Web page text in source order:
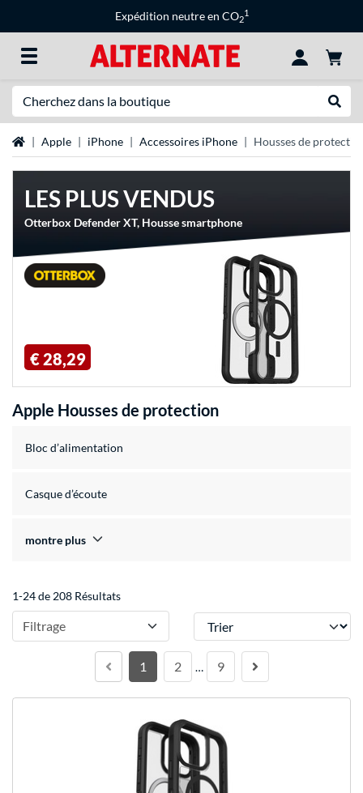
Expédition neutre en CO2
1
Page d'accueil
Apple iPhone Accessoires iPhone Housses de
LES PLUS VENDUS
Otterbox Defender XT, Housse smartphone
€ 28,29
Apple Housses de protection
Bloc d’alimentation
Casque d’écoute
montre plus
1-24 de 208 Résultats
Filtrage Trier
1 2 … 9